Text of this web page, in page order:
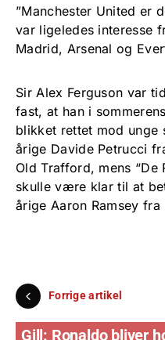
”Manchester United er
var ligeledes interesse
Madrid, Arsenal og
Sir Alex Ferguson var
fast, at han i
blikket rettet mod unge
årige Davide Petrucci
Old Trafford, mens
skulle være klar til at
årige Aaron Ramsey
Forrige artikel
Gill: Ronaldo bliver